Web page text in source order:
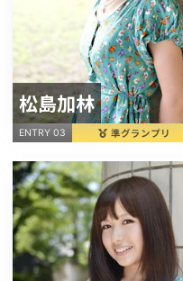
松島加林
ENTRY 03 準グランプリ